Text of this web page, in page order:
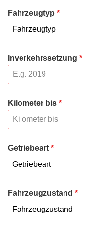
Fahrzeugtyp *
Fahrzeugtyp
Inverkehrssetzung *
Kilometer bis *
Getriebeart *
Getriebeart
Fahrzeugzustand *
Fahrzeugzustand